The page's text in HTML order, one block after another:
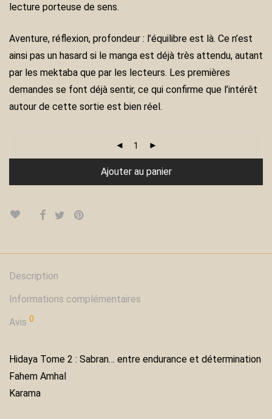
lecture porteuse de sens.
Aventure, réflexion, profondeur : l’équilibre est là. Ce n’est
ainsi pas un hasard si le manga est déjà très attendu, autant
par les mektaba que par les lecteurs. Les premières
demandes se font déjà sentir, ce qui confirme que l’intérêt
autour de cette sortie est bien réel.
Ajouter au panier
Description
Informations complémentaires
Avis 0
Hidaya Tome 2 : Sabran… entre endurance et détermination
Fahem Amhal
Karama